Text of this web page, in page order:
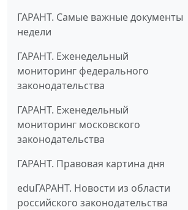
ГАРАНТ. Самые важные документы
недели
ГАРАНТ. Еженедельный
мониторинг федерального
законодательства
ГАРАНТ. Еженедельный
мониторинг московского
законодательства
ГАРАНТ. Правовая картина дня
eduГАРАНТ. Новости из области
российского законодательства